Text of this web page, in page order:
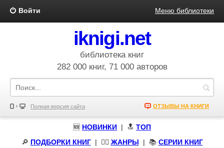
Войти Меню библиотеки
iknigi.net
библиотека книг
282 000 книг, 71 000 авторов
Полная версия сайта ОТЗЫВЫ НА КНИГИ
🆕 НОВИНКИ | 🔝 ТОП
🔎 ПОДБОРКИ КНИГ| 🧝‍♀️ ЖАНРЫ | 📚 СЕРИИ КНИГ